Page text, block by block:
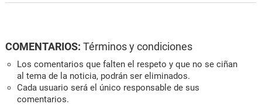
COMENTARIOS: Términos y condiciones
Los comentarios que falten el respeto y que no se ciñan
al tema de la noticia, podrán ser eliminados.
Cada usuario será el único responsable de sus
comentarios.